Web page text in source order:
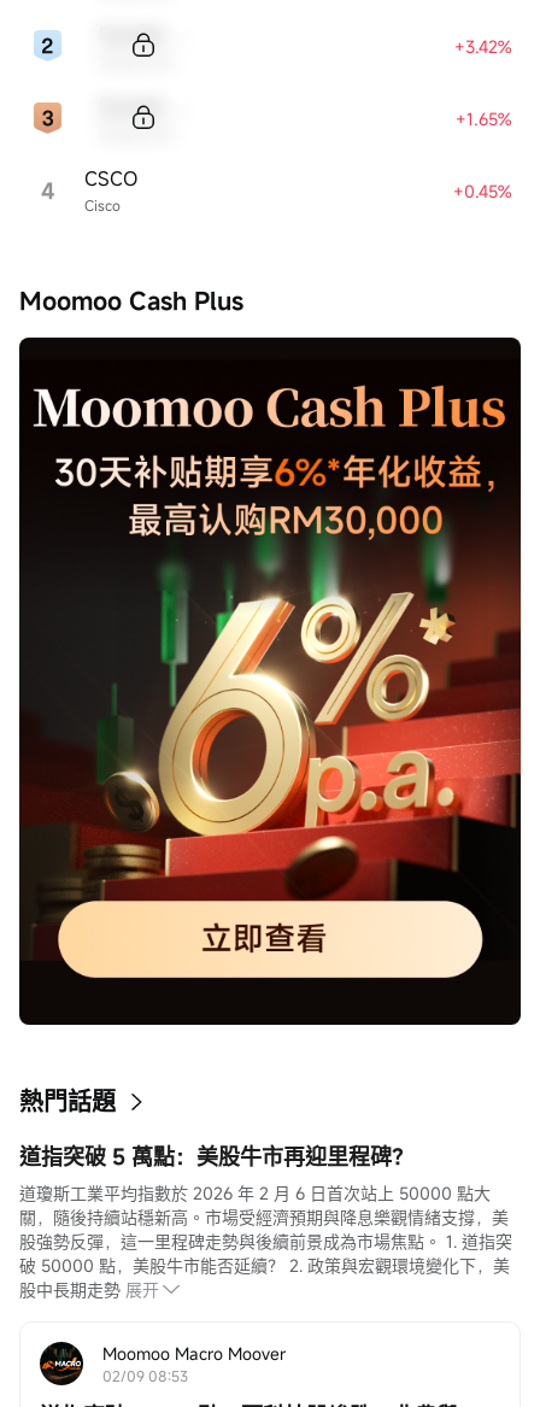
+3.42%
+1.65%
4 Cisco
CSCO +0.45%
Moomoo Cash Plus
熱門話題
道指突破 5 萬點：美股牛市再迎里程碑？
道瓊斯工業平均指數於 2026 年 2 月 6 日首次站上 50000 點大
關，隨後持續站穩新高。市場受經濟預期與降息樂觀情緒支撐，美
股強勢反彈，這一里程碑走勢與後續前景成為市場焦點。 1. 道指突
破 50000 點，美股牛市能否延續？ 2. 政策與宏觀環境變化下，美
股中長期走勢 展开
Moomoo Macro Moover
02/09 08:53